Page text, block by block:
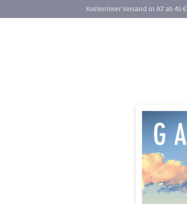
Kostenloser Versand in AT ab 45 €